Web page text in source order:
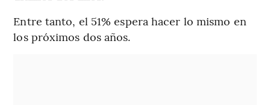
Entre tanto, el 51% espera hacer lo mismo en
los próximos dos años.